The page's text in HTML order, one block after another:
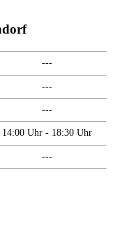
---
---
---
14:00 Uhr - 18:30 Uhr
---